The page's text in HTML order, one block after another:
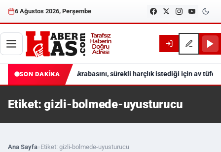
6 Ağustos 2026, Perşembe
SON DAKİKA Akrabasını, sürekli harçlık istediği için av
Etiket: gizli-bolmede-uyusturucu
Ana Sayfa Etiket: gizli-bolmede-uyusturucu